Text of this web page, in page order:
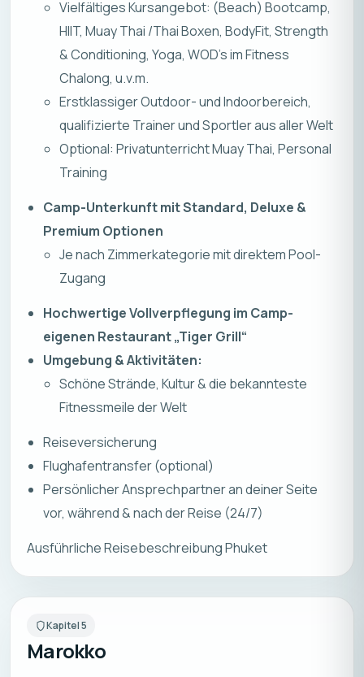
Vielfältiges Kursangebot: (Beach) Bootcamp,
HIIT, Muay Thai /Thai Boxen, BodyFit, Strength
& Conditioning, Yoga, WOD’s im Fitness
Chalong, u.v.m.
Erstklassiger Outdoor- und Indoorbereich,
qualifizierte Trainer und Sportler aus aller Welt
Optional: Privatunterricht Muay Thai, Personal
Training
Camp-Unterkunft mit Standard, Deluxe &
Premium Optionen
Je nach Zimmerkategorie mit direktem Pool-
Zugang
Hochwertige Vollverpflegung im Camp-
eigenen Restaurant „Tiger Grill“
Umgebung & Aktivitäten:
Schöne Strände, Kultur & die bekannteste
Fitnessmeile der Welt
Reiseversicherung
Flughafentransfer (optional)
Persönlicher Ansprechpartner an deiner Seite
vor, während & nach der Reise (24/7)
Ausführliche Reisebeschreibung Phuket
Kapitel5
Marokko